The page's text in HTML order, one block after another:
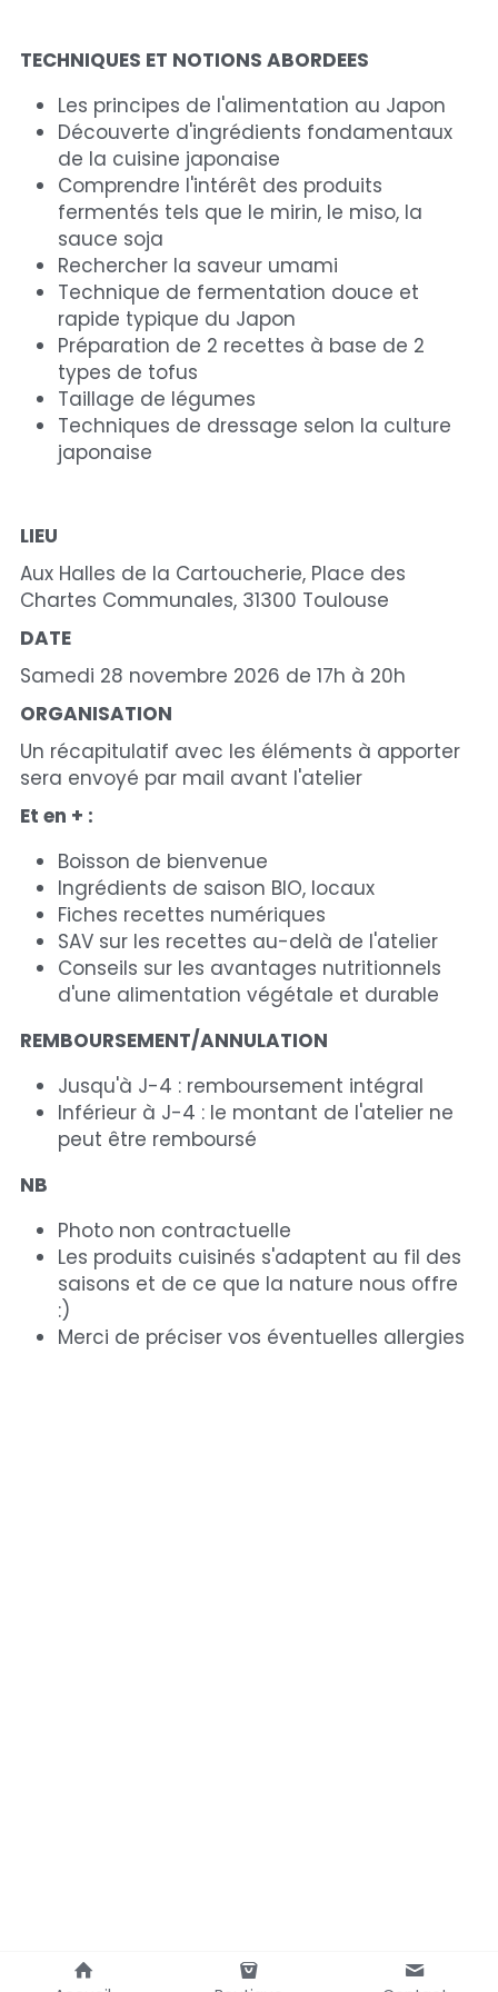
TECHNIQUES ET NOTIONS ABORDEES
Les principes de l'alimentation au Japon
Découverte d'ingrédients fondamentaux
de la cuisine japonaise
Comprendre l'intérêt des produits
fermentés tels que le mirin, le miso, la
sauce soja
Rechercher la saveur umami
Technique de fermentation douce et
rapide typique du Japon
Préparation de 2 recettes à base de 2
types de tofus
Taillage de légumes
Techniques de dressage selon la culture
japonaise
LIEU
Aux Halles de la Cartoucherie, Place des
Chartes Communales, 31300 Toulouse
DATE
Samedi 28 novembre 2026 de 17h à 20h
ORGANISATION
Un récapitulatif avec les éléments à apporter
sera envoyé par mail avant l'atelier
Et en + :
Boisson de bienvenue
Ingrédients de saison BIO, locaux
Fiches recettes numériques
SAV sur les recettes au-delà de l'atelier
Conseils sur les avantages nutritionnels
d'une alimentation végétale et durable
REMBOURSEMENT/ANNULATION
Jusqu'à J-4 : remboursement intégral
Inférieur à J-4 : le montant de l'atelier ne
peut être remboursé
NB
Photo non contractuelle
Les produits cuisinés s'adaptent au fil des
saisons et de ce que la nature nous offre
:)
Merci de préciser vos éventuelles allergies